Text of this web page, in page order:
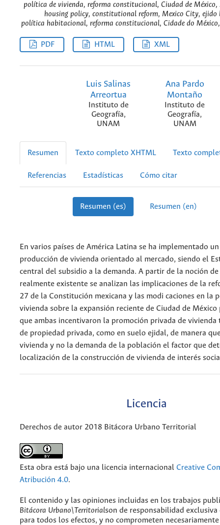
política de vivienda, reforma constitucional, Ciudad de México,
housing policy, constitutional reform, Mexico City, ejido
política habitacional, reforma constitucional, Cidade do
PDF HTML XML
Luis Salinas
Arreortua
Instituto de
Geografía,
UNAM
Ana Pardo
Montaño
Instituto de
Geografía,
UNAM
Resumen Texto completo XHTML Texto
Referencias Estadísticas Cómo citar
Resumen (es) Resumen (en)
En varios países de América Latina se ha implementado
producción de vivienda orientado al mercado, siendo el
central del subsidio a la demanda. A partir de la noción
realmente existente se analizan las implicaciones de la
27 de la Constitución mexicana y las modi caciones en la
vivienda sobre la expansión reciente de Ciudad de
que ambas incentivaron la promoción privada de vivienda
de propiedad privada, como en suelo ejidal, de manera
vivienda y no la demanda de la población el factor que
localización de la construcción de vivienda de interés
Licencia
Derechos de autor 2018 Bitácora Urbano Territorial
Esta obra está bajo una licencia internacional Creative
Atribución 4.0.
El contenido y las opiniones incluidas en los trabajos
Bitácora Urbano\Territorialson de responsabilidad exclusiva
para todos los efectos, y no comprometen